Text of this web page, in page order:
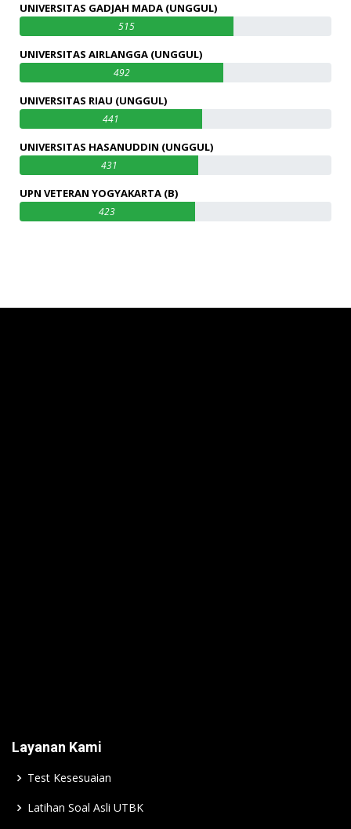
UNIVERSITAS GADJAH MADA (UNGGUL)
515
UNIVERSITAS AIRLANGGA (UNGGUL)
492
UNIVERSITAS RIAU (UNGGUL)
441
UNIVERSITAS HASANUDDIN (UNGGUL)
431
UPN VETERAN YOGYAKARTA (B)
423
Layanan Kami
Test Kesesuaian
Latihan Soal Asli UTBK